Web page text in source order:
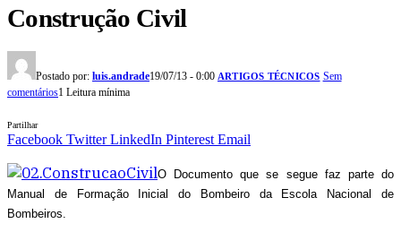
Construção Civil
Postado por: luis.andrade19/07/13 - 0:00 ARTIGOS TÉCNICOS Sem
comentários1 Leitura mínima
Partilhar
Facebook Twitter LinkedIn Pinterest Email
O Documento que se segue faz parte do
Manual de Formação Inicial do Bombeiro da Escola Nacional de
Bombeiros.